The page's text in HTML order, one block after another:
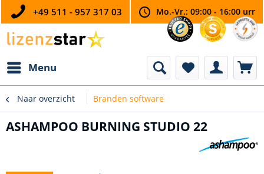
+49 511 - 957 317 03 Mo.-Vr.: 09:00 - 16:00 urr
Menu
Naar overzicht Branden software
ASHAMPOO BURNING STUDIO 22